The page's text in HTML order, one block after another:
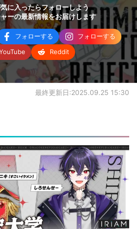
に入ったらフォローしよう
ーの最新情報をお届けします
フォローする
フォローする
Reddit
最終更新日:2025.09.25 15:30